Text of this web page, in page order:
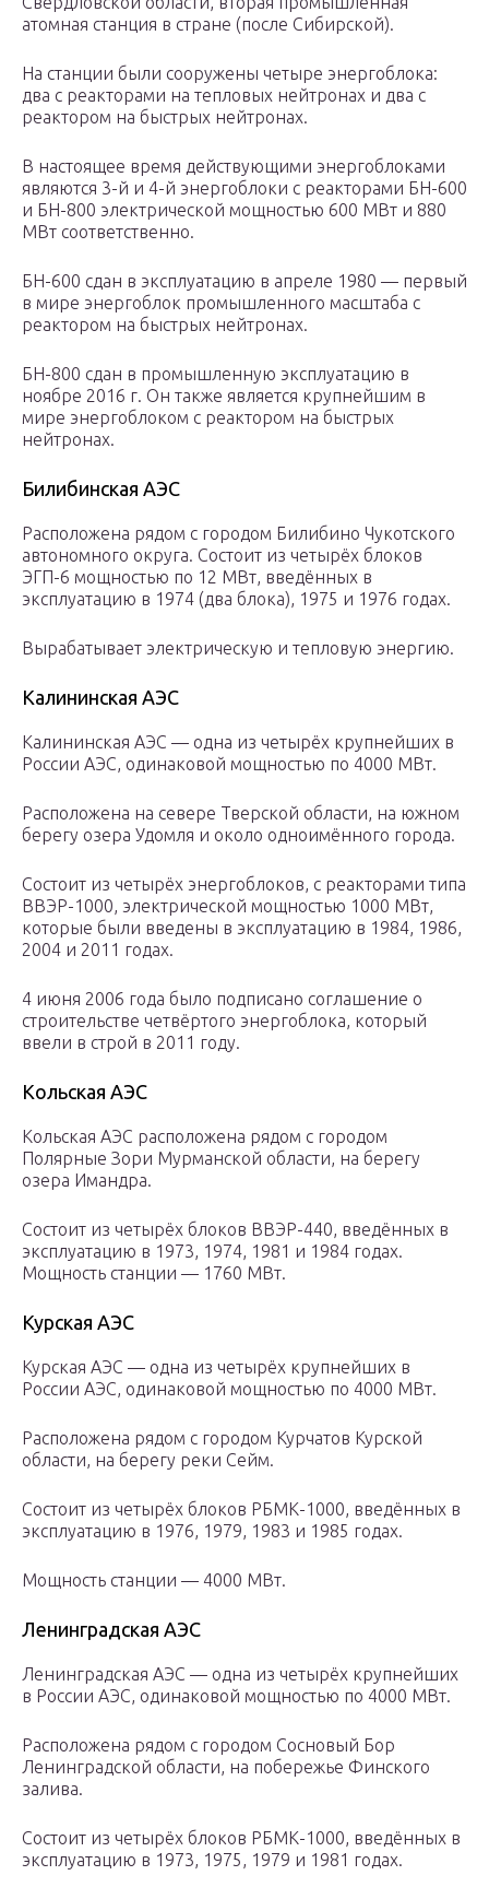
атомная станция в стране (после Сибирской).
На станции были сооружены четыре энергоблока:
два с реакторами на тепловых нейтронах и два с
реактором на быстрых нейтронах.
В настоящее время действующими энергоблоками
являются 3-й и 4-й энергоблоки с реакторами БН-600
и БН-800 электрической мощностью 600 МВт и 880
МВт соответственно.
БН-600 сдан в эксплуатацию в апреле 1980 — первый
в мире энергоблок промышленного масштаба с
реактором на быстрых нейтронах.
БН-800 сдан в промышленную эксплуатацию в
ноябре 2016 г. Он также является крупнейшим в
мире энергоблоком с реактором на быстрых
нейтронах.
Билибинская АЭС
Расположена рядом с городом Билибино Чукотского
автономного округа. Состоит из четырёх блоков
ЭГП-6 мощностью по 12 МВт, введённых в
эксплуатацию в 1974 (два блока), 1975 и 1976 годах.
Вырабатывает электрическую и тепловую энергию.
Калининская АЭС
Калининская АЭС — одна из четырёх крупнейших в
России АЭС, одинаковой мощностью по 4000 МВт.
Расположена на севере Тверской области, на южном
берегу озера Удомля и около одноимённого города.
Состоит из четырёх энергоблоков, с реакторами типа
ВВЭР-1000, электрической мощностью 1000 МВт,
которые были введены в эксплуатацию в 1984, 1986,
2004 и 2011 годах.
4 июня 2006 года было подписано соглашение о
строительстве четвёртого энергоблока, который
ввели в строй в 2011 году.
Кольская АЭС
Кольская АЭС расположена рядом с городом
Полярные Зори Мурманской области, на берегу
озера Имандра.
Состоит из четырёх блоков ВВЭР-440, введённых в
эксплуатацию в 1973, 1974, 1981 и 1984 годах.
Мощность станции — 1760 МВт.
Курская АЭС
Курская АЭС — одна из четырёх крупнейших в
России АЭС, одинаковой мощностью по 4000 МВт.
Расположена рядом с городом Курчатов Курской
области, на берегу реки Сейм.
Состоит из четырёх блоков РБМК-1000, введённых в
эксплуатацию в 1976, 1979, 1983 и 1985 годах.
Мощность станции — 4000 МВт.
Ленинградская АЭС
Ленинградская АЭС — одна из четырёх крупнейших
в России АЭС, одинаковой мощностью по 4000 МВт.
Расположена рядом с городом Сосновый Бор
Ленинградской области, на побережье Финского
залива.
Состоит из четырёх блоков РБМК-1000, введённых в
эксплуатацию в 1973, 1975, 1979 и 1981 годах.